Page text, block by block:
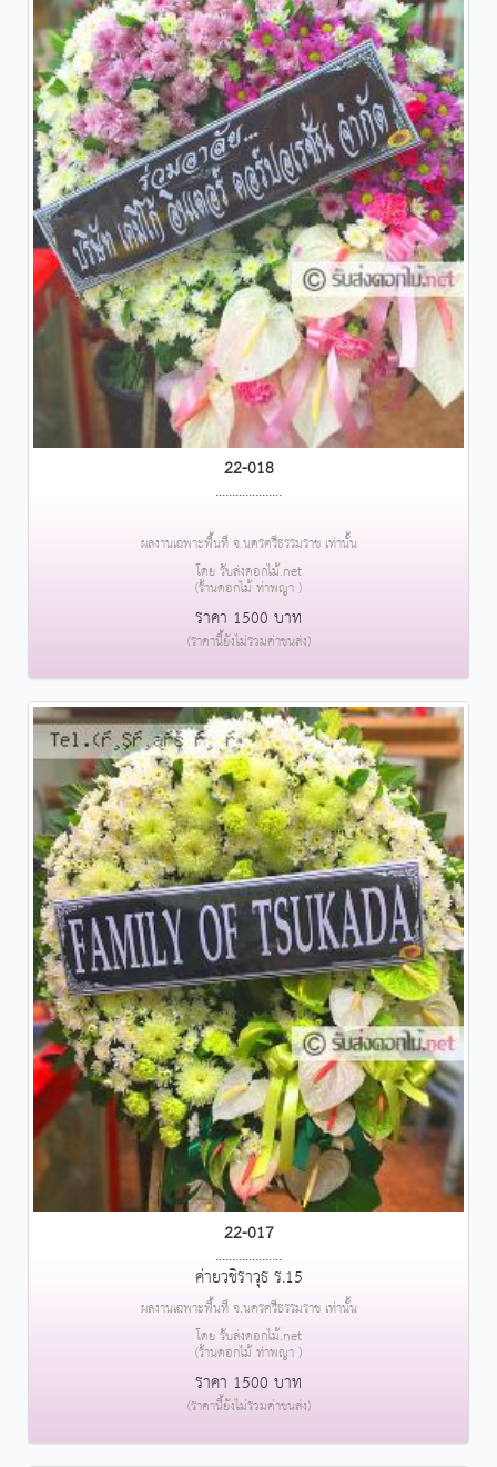
22-018
....................
ผลงานเฉพาะพื้นที่ จ.นครศรีธรรมราช เท่านั้น
โดย รับส่งดอกไม้.net
(ร้านดอกไม้ ท่าพญา )
ราคา 1500 บาท
(ราคานี้ยังไม่รวมค่าขนส่ง)
22-017
....................
ค่ายวชิราวุธ ร.15
ผลงานเฉพาะพื้นที่ จ.นครศรีธรรมราช เท่านั้น
โดย รับส่งดอกไม้.net
(ร้านดอกไม้ ท่าพญา )
ราคา 1500 บาท
(ราคานี้ยังไม่รวมค่าขนส่ง)